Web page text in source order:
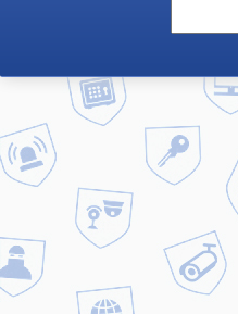
Новости
«Умный дом»
Система «Умный